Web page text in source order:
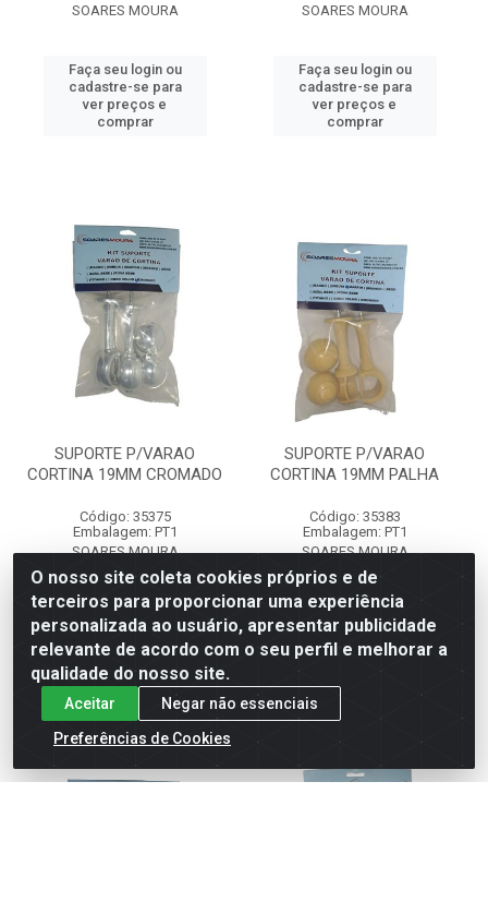
SOARES MOURA
Faça seu login ou
cadastre-se para
ver preços e
comprar
SOARES MOURA
Faça seu login ou
cadastre-se para
ver preços e
comprar
SUPORTE P/VARAO
CORTINA 19MM CROMADO
Código: 35375
Embalagem: PT1
SOARES MOURA
Faça seu login ou
cadastre-se para
ver preços e
comprar
SUPORTE P/VARAO
CORTINA 19MM PALHA
Código: 35383
Embalagem: PT1
SOARES MOURA
Faça seu login ou
cadastre-se para
ver preços e
O nosso site coleta cookies próprios e de
terceiros para proporcionar uma experiência
personalizada ao usuário, apresentar publicidade
relevante de acordo com o seu perfil e melhorar a
qualidade do nosso site.
Aceitar
Negar não essenciais
Preferências de Cookies